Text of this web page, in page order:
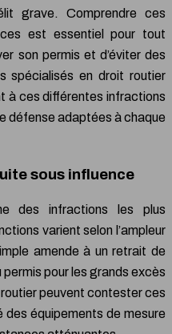
grave. Comprendre ces
est essentiel pour tout
son permis et d’éviter des
spécialisés en droit routier
à ces différentes infractions
défense adaptées à chaque
sous influence
des infractions les plus
varient selon l’ampleur
amende à un retrait de
pour les grands excès
peuvent contester ces
équipements de mesure